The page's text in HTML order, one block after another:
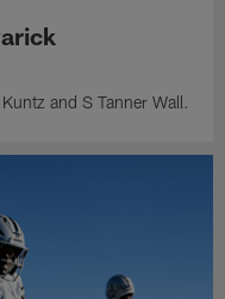
and S Tanner Wall.